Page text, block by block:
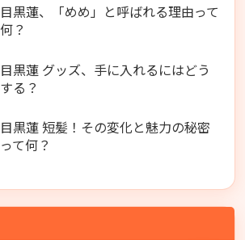
目黒蓮、「めめ」と呼ばれる理由って
何？
目黒蓮 グッズ、手に入れるにはどう
する？
目黒蓮 短髪！その変化と魅力の秘密
って何？